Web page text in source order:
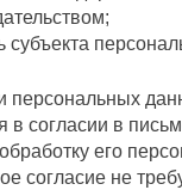
субъекта
персональных
в согласии в
его
согласие не